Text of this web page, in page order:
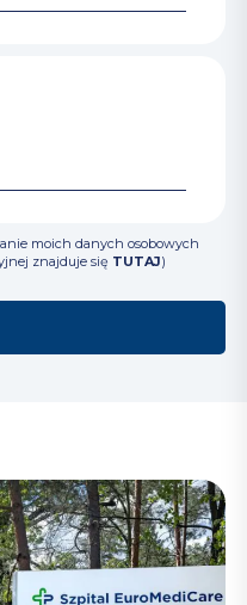
moich danych osobowych
znajduje się TUTAJ)